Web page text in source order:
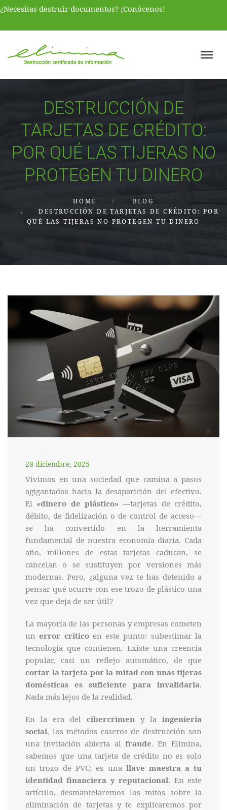
¿Necesitas destruir documentos? ¡Conócenos!
DESTRUCCIÓN DE
TARJETAS DE CRÉDITO:
POR QUÉ LAS TIJERAS NO
PROTEGEN TU DINERO
HOME
BLOG
DESTRUCCIÓN DE TARJETAS DE CRÉDITO: POR
QUÉ LAS TIJERAS NO PROTEGEN TU DINERO
28 diciembre, 2025
Vivimos en una sociedad que camina a pasos
agigantados hacia la desaparición del efectivo.
El «dinero de plástico» —tarjetas de crédito,
débito, de fidelización o de control de acceso—
se ha convertido en la herramienta
fundamental de nuestra economía diaria. Cada
año, millones de estas tarjetas caducan, se
cancelan o se sustituyen por versiones más
modernas. Pero, ¿alguna vez te has detenido a
pensar qué ocurre con ese trozo de plástico una
vez que deja de ser útil?
La mayoría de las personas y empresas cometen
unerror críticoen este punto: subestimar la
tecnología que contienen. Existe una creencia
popular, casi un reflejo automático, de que
cortar la tarjeta por la mitad con unas tijeras
domésticas es suficiente para invalidarla.
Nada más lejos de la realidad.
En la era del cibercrimen y la ingeniería
social, los métodos caseros de destrucción son
una invitación abierta al fraude. En Elimina,
sabemos que una tarjeta de crédito no es solo
un trozo de PVC; es una llave maestra a tu
identidad financiera y reputacional. En este
artículo, desmantelaremos los mitos sobre la
eliminación de tarjetas y te explicaremos por